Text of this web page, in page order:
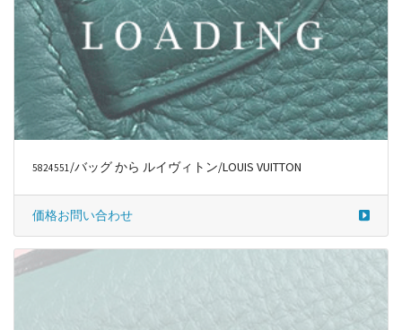
5824551/バッグ から ルイヴィトン/LOUIS VUITTON
価格お問い合わせ